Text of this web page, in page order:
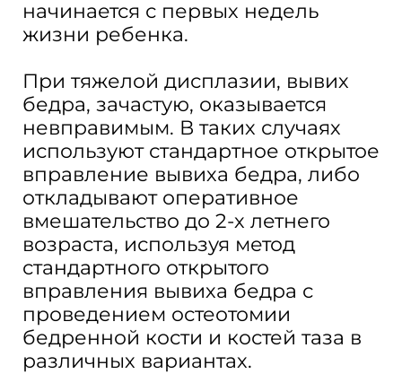
начинается с первых недель
жизни ребенка.
При тяжелой дисплазии, вывих
бедра, зачастую, оказывается
невправимым. В таких случаях
используют стандартное открытое
вправление вывиха бедра, либо
откладывают оперативное
вмешательство до 2-х летнего
возраста, используя метод
стандартного открытого
вправления вывиха бедра с
проведением остеотомии
бедренной кости и костей таза в
различных вариантах.